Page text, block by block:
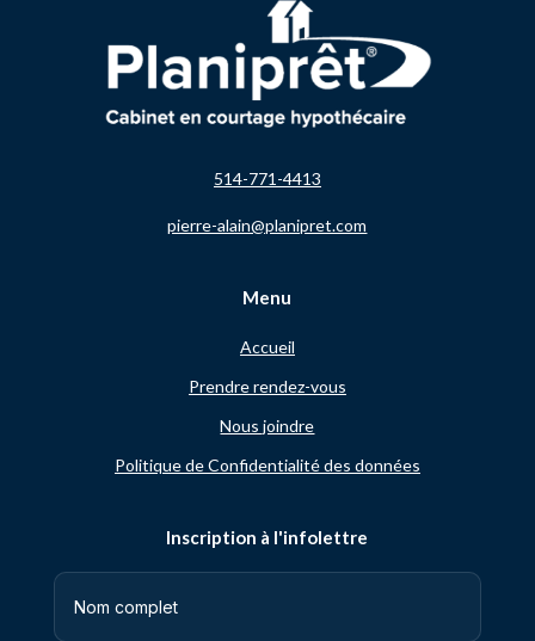
514-771-4413
pierre-alain@planipret.com
Menu
Accueil
Prendre rendez-vous
Nous joindre
Politique de Confidentialité des données
Inscription à l'infolettre